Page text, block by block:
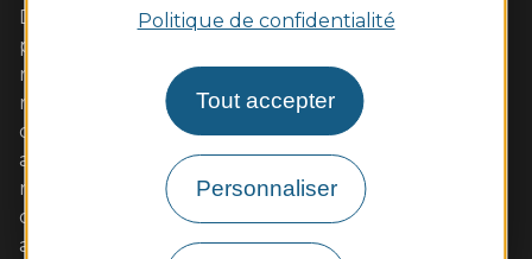
Politique de confidentialité
Tout accepter
Personnaliser
Dans cet écrin de Loire sauvage aux coteaux
plantés de vignes, vivez pleinement un week-end
romantique avec votre amoureux. Les familles s'y
retrouveront également avec plaisir autour
d'activités de pleine nature ou des visites adaptées
aux enfants. Les gourmands tout autant dans nos
restaurants de qualité aux saveurs locales (poulet
d'Ancenis, poisson de Loire, beurre blanc...)
accompagnées de vins AOC. Muscadet et malvoisie